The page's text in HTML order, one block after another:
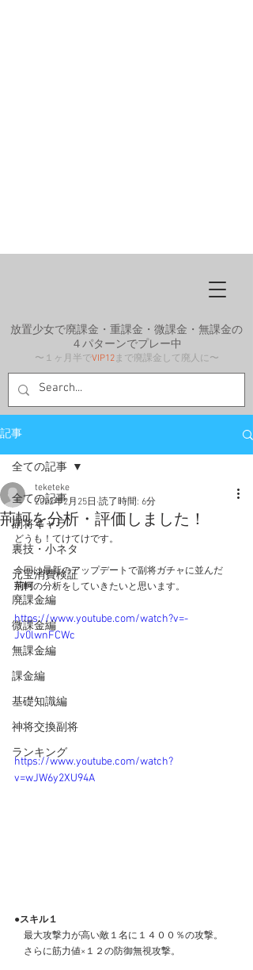
放置少女で廃課金・重課金・微課金・無課金の
４パターンでプレー中
〜１ヶ月半でVIP12まで廃課金して廃人に〜
記事
全ての記事
副将キャラ
裏技・小ネタ
元宝消費検証
廃課金編
微課金編
無課金編
課金編
基礎知識編
神将交換副将
ランキング
全ての記事
荊軻を分析・評価しました！
teketeke
2022年2月25日 読了時間: 6分
どうも！てけてけです。
今回は最新のアップデートで副将ガチャに並んだ
荊軻の分析をしていきたいと思います。
https://www.youtube.com/watch?v=-
Jv0lwnFCWc
https://www.youtube.com/watch?
v=wJW6y2XU94A
●スキル１
最大攻撃力が高い敵１名に１４００％の攻撃。
さらに筋力値×１２の防御無視攻撃。